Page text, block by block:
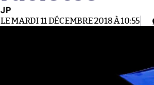
JP
LE MARDI 11 DÉCEMBRE 2018 À 10:55